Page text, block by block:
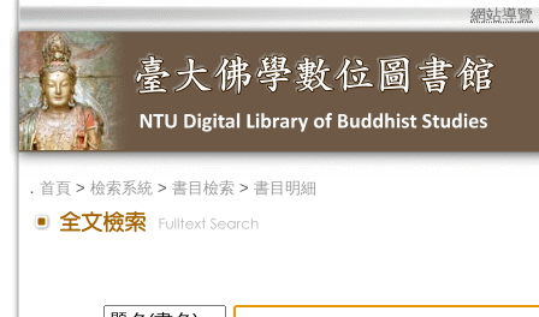
網站導覽
． 首頁 > 檢索系統 > 書目檢索 > 書目明細